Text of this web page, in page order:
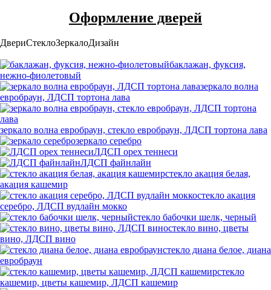
Оформление дверей
ДвериСтеклоЗеркалоДизайн
баклажан, фуксия,
нежно-фиолетовый
зеркало волна
евробраун, ЛДСП тортона лава
зеркало волна евробраун, стекло евробраун, ЛДСП тортона лава
зеркало серебро
ЛДСП орех теннеси
ЛДСП файнлайн
стекло акация белая,
акация кашемир
стекло акация
серебро, ЛДСП вудлайн мокко
стекло бабочки шелк, черный
стекло вино, цветы
вино, ЛДСП вино
стекло диана белое, диана
евробраун
стекло
кашемир, цветы кашемир, ЛДСП кашемир